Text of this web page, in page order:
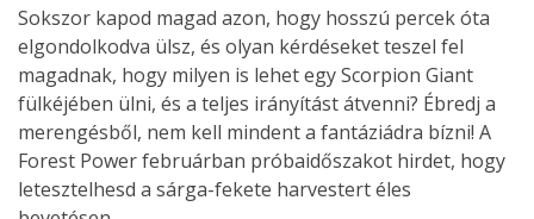
Sokszor kapod magad azon, hogy hosszú percek óta
elgondolkodva ülsz, és olyan kérdéseket teszel fel
magadnak, hogy milyen is lehet egy Scorpion Giant
fülkéjében ülni, és a teljes irányítást átvenni? Ébredj a
merengésből, nem kell mindent a fantáziádra bízni! A
Forest Power februárban próbaidőszakot hirdet, hogy
letesztelhesd a sárga-fekete harvestert éles